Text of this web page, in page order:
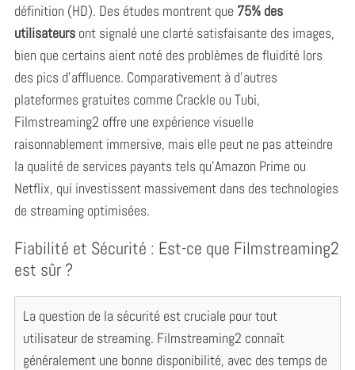
définition (HD). Des études montrent que 75% des
utilisateursont signalé une clarté satisfaisante des images,
bien que certains aient noté des problèmes de fluidité lors
des pics d’affluence. Comparativement à d’autres
plateformes gratuites comme Crackle ou Tubi,
Filmstreaming2 offre une expérience visuelle
raisonnablement immersive, mais elle peut ne pas atteindre
la qualité de services payants tels qu’Amazon Prime ou
Netflix, qui investissent massivement dans des technologies
de streaming optimisées.
Fiabilité et Sécurité : Est-ce que Filmstreaming2
est sûr ?
La question de la sécurité est cruciale pour tout
utilisateur de streaming. Filmstreaming2 connaît
généralement une bonne disponibilité, avec des temps de